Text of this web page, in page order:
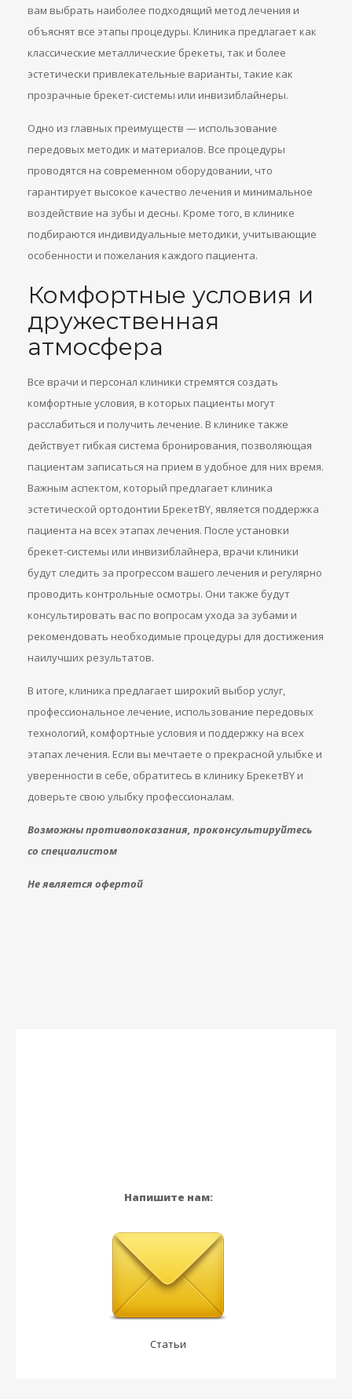
вам выбрать наиболее подходящий метод лечения и
объяснят все этапы процедуры. Клиника предлагает как
классические металлические брекеты, так и более
эстетически привлекательные варианты, такие как
прозрачные брекет-системы или инвизиблайнеры.
Одно из главных преимуществ — использование
передовых методик и материалов. Все процедуры
проводятся на современном оборудовании, что
гарантирует высокое качество лечения и минимальное
воздействие на зубы и десны. Кроме того, в клинике
подбираются индивидуальные методики, учитывающие
особенности и пожелания каждого пациента.
Комфортные условия и
дружественная
атмосфера
Все врачи и персонал клиники стремятся создать
комфортные условия, в которых пациенты могут
расслабиться и получить лечение. В клинике также
действует гибкая система бронирования, позволяющая
пациентам записаться на прием в удобное для них время.
Важным аспектом, который предлагает клиника
эстетической ортодонтии БрекетBY, является поддержка
пациента на всех этапах лечения. После установки
брекет-системы или инвизиблайнера, врачи клиники
будут следить за прогрессом вашего лечения и регулярно
проводить контрольные осмотры. Они также будут
консультировать вас по вопросам ухода за зубами и
рекомендовать необходимые процедуры для достижения
наилучших результатов.
В итоге, клиника предлагает широкий выбор услуг,
профессиональное лечение, использование передовых
технологий, комфортные условия и поддержку на всех
этапах лечения. Если вы мечтаете о прекрасной улыбке и
уверенности в себе, обратитесь в клинику БрекетBY и
доверьте свою улыбку профессионалам.
Возможны противопоказания, проконсультируйтесь
со специалистом
Не является офертой
Напишите нам:
Статьи